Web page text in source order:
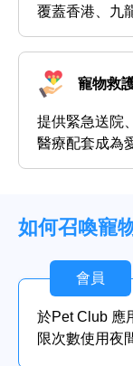
覆蓋香港、九
寵物救
提供緊急送院
醫療配套成為
如何召喚寵
於Pet Club 應
限次數使用夜
會員